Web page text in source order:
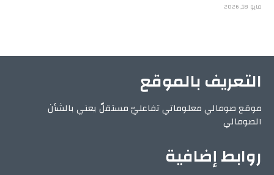
مايو 18, 2026
التعريف بالموقع
موقع صومالي معلوماتي تفاعليّ مستقلّ يعني بالشأن
الصومالي
روابط إضافية